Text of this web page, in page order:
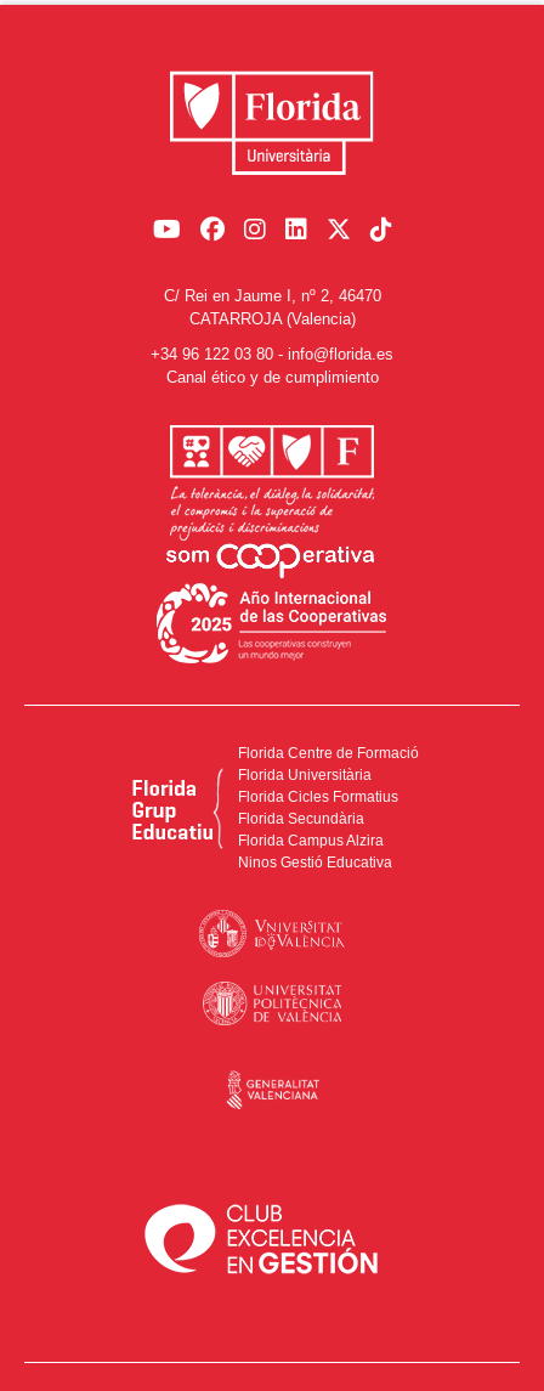
C/ Rei en Jaume I, nº 2, 46470
CATARROJA (Valencia)
+34 96 122 03 80 - info@florida.es
Canal ético y de cumplimiento
Florida Centre de Formació
Florida Universitària
Florida Cicles Formatius
Florida Secundària
Florida Campus Alzira
Ninos Gestió Educativa